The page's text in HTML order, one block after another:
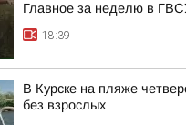
Главное за неделю в
18:39
В Курске на пляже
без взрослых